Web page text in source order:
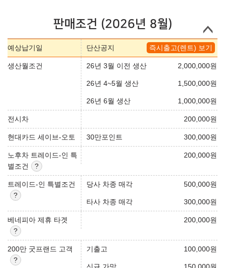
판매조건 (2026년 8월)
즉시출고(렌트) 보기
예상납기일 단산공지
생산월조건 26년 3월 이전 생산 2,000,000원
26년 4~5월 생산 1,500,000원
26년 6월 생산 1,000,000원
전시차 200,000원
현대카드 세이브-오토 30만포인트 300,000원
노후차 트레이드-인 특
별조건
200,000원
트레이드-인 특별조건 당사 차종 매각 500,000원
타사 차종 매각 300,000원
베네피아 제휴 타겟 200,000원
200만 굿프랜드 고객 기출고 100,000원
신규 가망 150,000원